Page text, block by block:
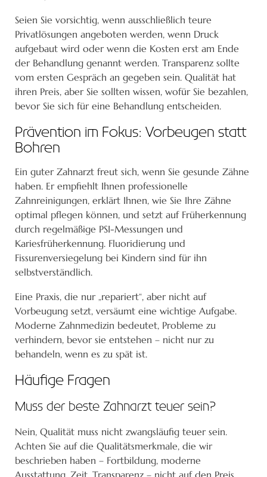
Seien Sie vorsichtig, wenn ausschließlich teure
Privatlösungen angeboten werden, wenn Druck
aufgebaut wird oder wenn die Kosten erst am Ende
der Behandlung genannt werden. Transparenz sollte
vom ersten Gespräch an gegeben sein. Qualität hat
ihren Preis, aber Sie sollten wissen, wofür Sie bezahlen,
bevor Sie sich für eine Behandlung entscheiden.
Prävention im Fokus: Vorbeugen statt
Bohren
Ein guter Zahnarzt freut sich, wenn Sie gesunde Zähne
haben. Er empfiehlt Ihnen professionelle
Zahnreinigungen, erklärt Ihnen, wie Sie Ihre Zähne
optimal pflegen können, und setzt auf Früherkennung
durch regelmäßige PSI-Messungen und
Kariesfrüherkennung. Fluoridierung und
Fissurenversiegelung bei Kindern sind für ihn
selbstverständlich.
Eine Praxis, die nur „repariert“, aber nicht auf
Vorbeugung setzt, versäumt eine wichtige Aufgabe.
Moderne Zahnmedizin bedeutet, Probleme zu
verhindern, bevor sie entstehen – nicht nur zu
behandeln, wenn es zu spät ist.
Häufige Fragen
Muss der beste Zahnarzt teuer sein?
Nein, Qualität muss nicht zwangsläufig teuer sein.
Achten Sie auf die Qualitätsmerkmale, die wir
beschrieben haben – Fortbildung, moderne